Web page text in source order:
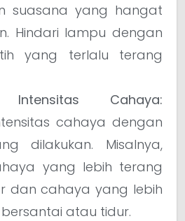
suasana yang hangat
Hindari lampu dengan
yang terlalu terang
Intensitas Cahaya:
cahaya dengan
dilakukan. Misalnya,
yang lebih terang
dan cahaya yang lebih
atau tidur.